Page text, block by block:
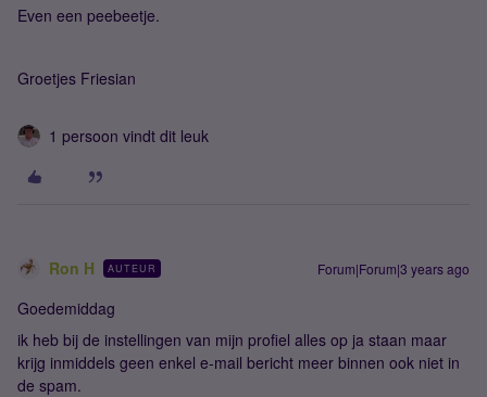
Even een peebeetje.
Groetjes Friesian
1 persoon vindt dit leuk
Ron H AUTEUR Forum|Forum|3 years ago
Goedemiddag
ik heb bij de instellingen van mijn profiel alles op ja staan maar
krijg inmiddels geen enkel e-mail bericht meer binnen ook niet in
de spam.